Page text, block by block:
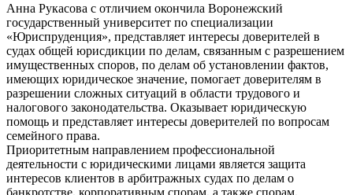
Анна Рукасова с отличием окончила Воронежский
государственный университет по специализации
«Юриспруденция», представляет интересы доверителей в
судах общей юрисдикции по делам, связанным с разрешением
имущественных споров, по делам об установлении фактов,
имеющих юридическое значение, помогает доверителям в
разрешении сложных ситуаций в области трудового и
налогового законодательства. Оказывает юридическую
помощь и представляет интересы доверителей по вопросам
семейного права.
Приоритетным направлением профессиональной
деятельности с юридическими лицами является защита
интересов клиентов в арбитражных судах по делам о
банкротстве, корпоративным спорам, а также спорам,